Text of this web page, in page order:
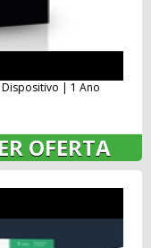
Dispositivo | 1 Ano
OFERTA